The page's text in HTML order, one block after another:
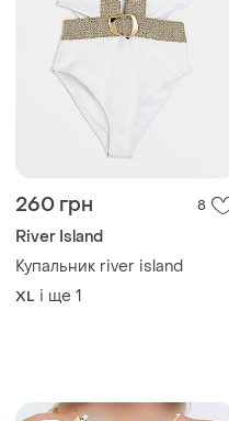
260 грн 8
River Island
Купальник river island
XL і ще 1